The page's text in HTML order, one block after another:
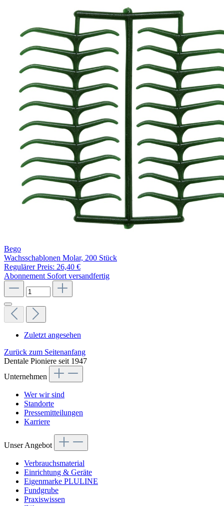
Bego
Wachsschablonen Molar, 200 Stück
Regulärer Preis: 26,40 €
Abonnement Sofort versandfertig
Zuletzt angesehen
Zurück zum Seitenanfang
Dentale Pioniere seit 1947
Unternehmen
Wer wir sind
Standorte
Pressemitteilungen
Karriere
Unser Angebot
Verbrauchsmaterial
Einrichtung & Geräte
Eigenmarke PLULINE
Fundgrube
Praxiswissen